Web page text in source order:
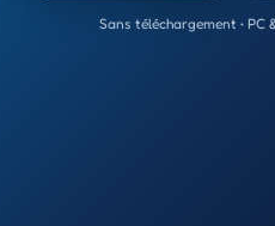
Sans téléchargement • PC